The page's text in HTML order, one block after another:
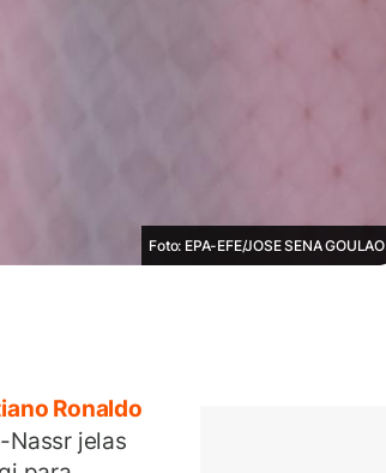
Foto: EPA-EFE/JOSE SENA GOULAO
Ronaldo
Nassr jelas